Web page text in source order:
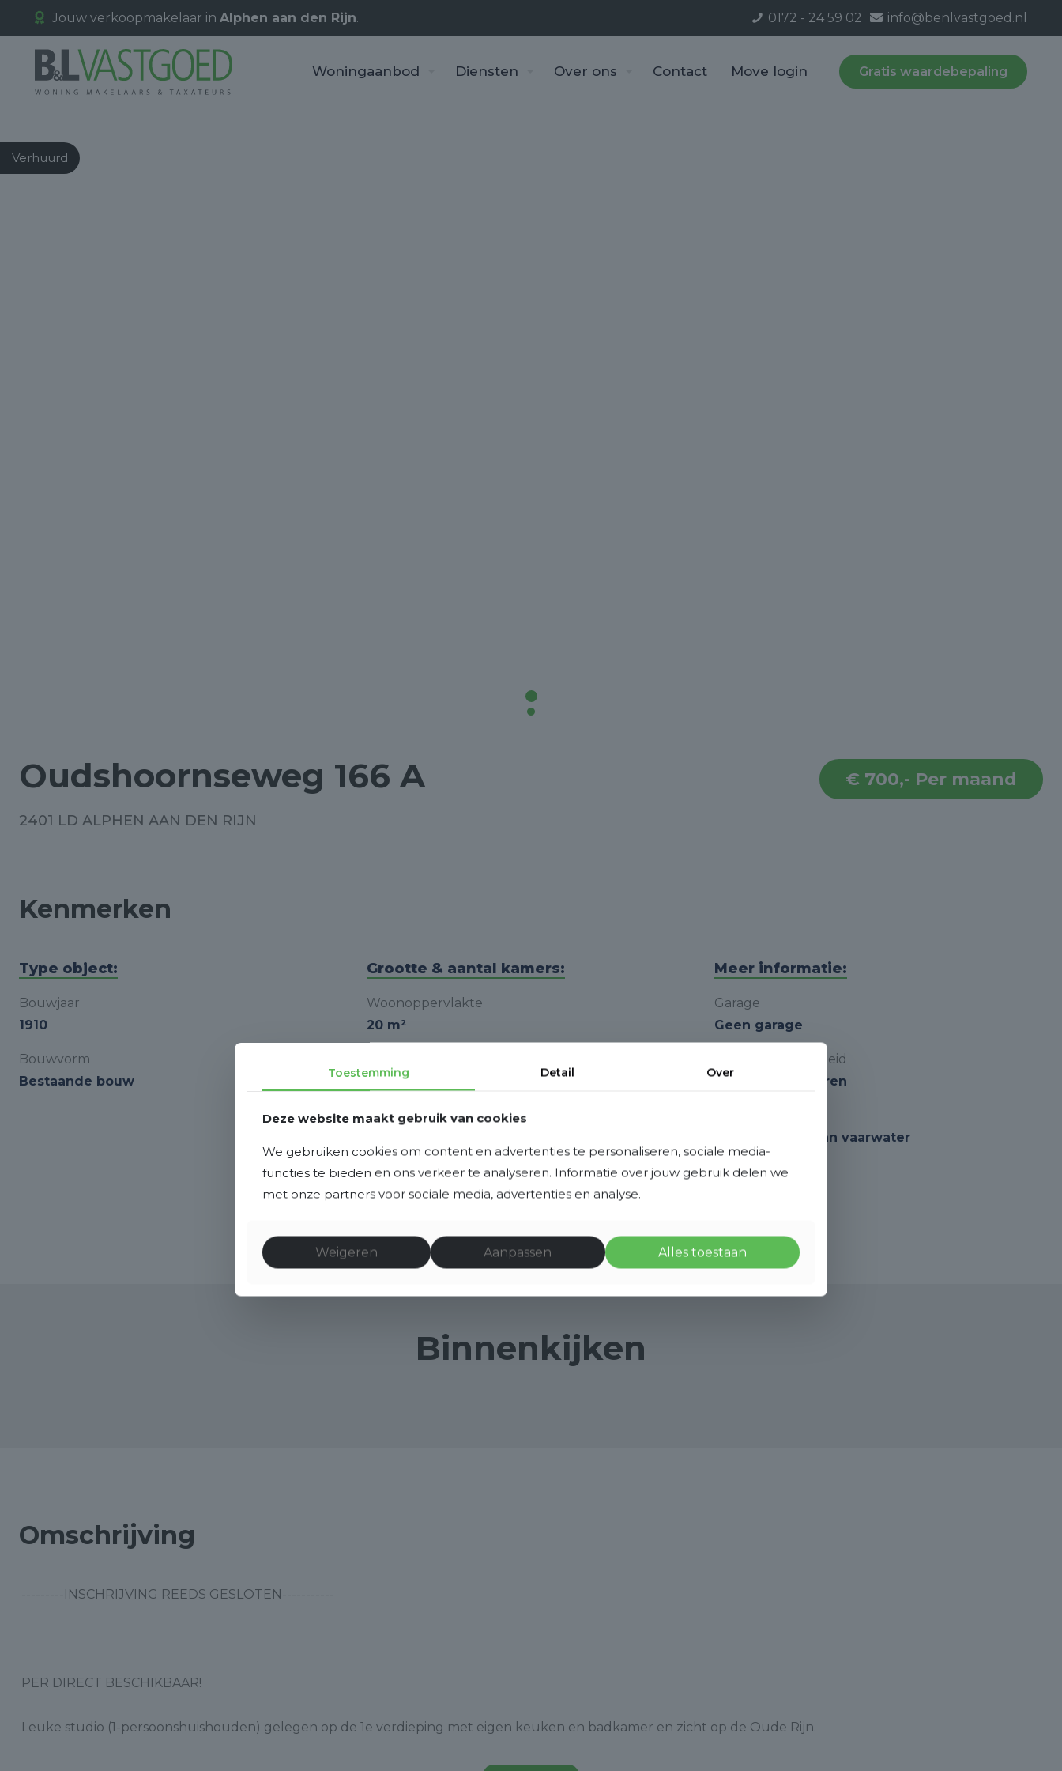
Jouw verkoopmakelaar in Alphen aan den Rijn. 0172 - 24 59 02 info@benlvastgoed.nl
Woningaanbod Diensten Over ons Contact Move login Gratis waardebepaling
Verhuurd
Oudshoornseweg 166 A
2401 LD ALPHEN AAN DEN RIJN
€ 700,- Per maand
Kenmerken
Type object:
Bouwjaar
1910
Bouwvorm
Bestaande bouw
Grootte & aantal kamers:
Woonoppervlakte
20 m²
65 m³
Aantal kamers
Aantal slaapkamers
1
Meer informatie:
Garage
Geen garage
Parkeergelegenheid
Openbaar parkeren
Open ligging, Aan vaarwater
Binnenkijken
Omschrijving
---------INSCHRIJVING REEDS GESLOTEN-----------
PER DIRECT BESCHIKBAAR!
Leuke studio (1-persoonshuishouden) gelegen op de 1e verdieping met eigen keuken en badkamer en zicht op de Oude Rijn.
Toestemming Detail Over
Deze website maakt gebruik van cookies
We gebruiken cookies om content en advertenties te personaliseren, sociale media-
functies te bieden en ons verkeer te analyseren. Informatie over jouw gebruik delen we
met onze partners voor sociale media, advertenties en analyse.
Weigeren Aanpassen Alles toestaan